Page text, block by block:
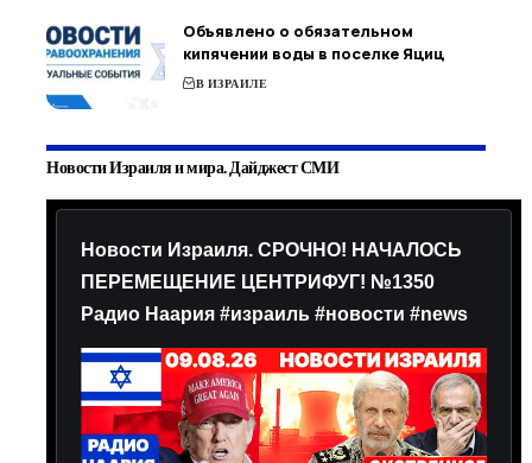
Объявлено о обязательном
кипячении воды в поселке Яциц
В ИЗРАИЛЕ
Новости Израиля и мира. Дайджест СМИ